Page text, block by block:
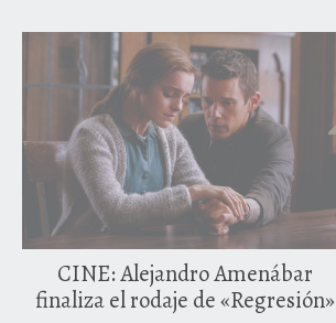
CINE: Alejandro Amenábar
finaliza el rodaje de «Regresión»